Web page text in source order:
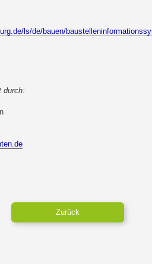
ls/de/bauen/
durch:
Zurück